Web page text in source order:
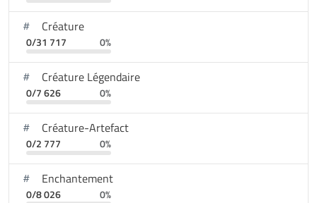
Créature
0/31 717 0%
Créature Légendaire
0/7 626 0%
Créature-Artefact
0/2 777 0%
Enchantement
0/8 026 0%